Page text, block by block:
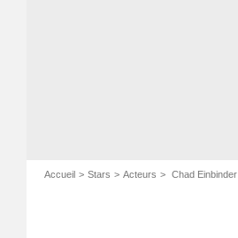
Accueil Stars Acteurs Chad Einbinder